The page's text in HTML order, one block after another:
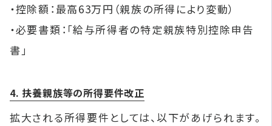
・控除額：最高63万円（親族の所得により変動）
・必要書類：「給与所得者の特定親族特別控除申告
書」
4. 扶養親族等の所得要件改正
拡大される所得要件としては、以下があげられます。